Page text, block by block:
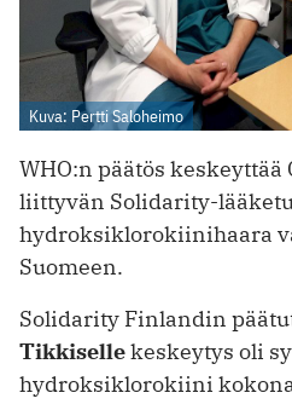
Kuva: Pertti Saloheimo
WHO:n päätös
liittyvän Solidarity-
hydroksiklo­rokiinihaara
Suomeen.
Solidarity Finlandin
Tikkisellekeskeytys oli
hydroksiklorokiini